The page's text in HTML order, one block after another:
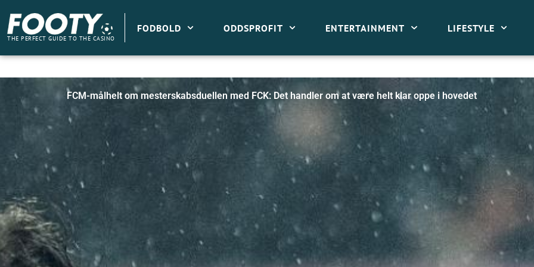
indholdet
THE PERFECT GUIDE TO THE CASINO
FODBOLD ODDSPROFIT ENTERTAINMENT LIFESTYLE
FCM-målhelt om mesterskabsduellen med FCK: Det handler om at være helt klar oppe i hovedet